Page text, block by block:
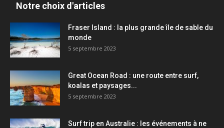
Notre choix d'articles
Fraser Island : la plus grande île de sable du
monde
5 septembre 2023
Great Ocean Road : une route entre surf,
koalas et paysages...
5 septembre 2023
Surf trip en Australie : les événements à ne